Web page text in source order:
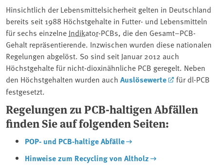
Hinsichtlich der Lebensmittelsicherheit gelten in Deutschland
bereits seit 1988 Höchstgehalte in Futter- und Lebensmitteln
für sechs einzelne Indikator-PCBs, die den Gesamt–PCB-
Gehalt repräsentierende. Inzwischen wurden diese nationalen
Regelungen abgelöst. So sind seit Januar 2012 auch
Höchstgehalte für nicht-dioxinähnliche PCB geregelt. Neben
den Höchstgehalten wurden auch Auslösewerte
für dl-PCB
festgesetzt.
Regelungen zu PCB-haltigen Abfällen
finden Sie auf folgenden Seiten:
POP- und PCB-haltige Abfälle
Hinweise zum Recycling von Altholz